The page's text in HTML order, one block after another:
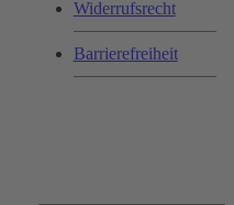
Widerrufsrecht
Barrierefreiheit